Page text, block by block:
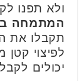
ולא תפנו
המתמחה
תקבלו את
לפיצוי
יכולים